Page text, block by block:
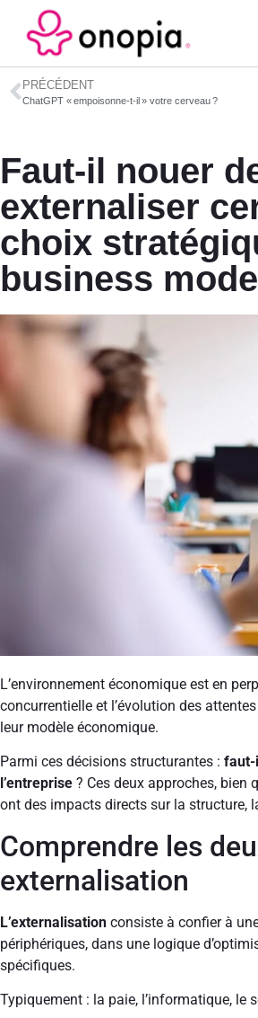
PRÉCÉDENT
ChatGPT « empoisonne-t-il » votre cerveau ?
Faut-il nouer
externaliser
choix
business
L’environnement économique est en
concurrentielle et l’évolution des
leur modèle économique.
Parmi ces décisions structurantes : faut-
l’entreprise ? Ces deux approches, bien
ont des impacts directs sur la structure,
Comprendre les
externalisation
L’externalisation consiste à confier à
périphériques, dans une logique
spécifiques.
Typiquement : la paie, l’informatique, le